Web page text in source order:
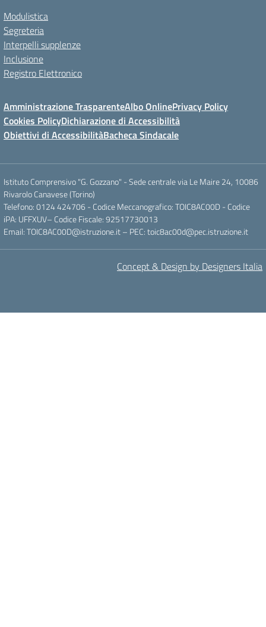
Modulistica
Segreteria
Interpelli supplenze
Inclusione
Registro Elettronico
Amministrazione TrasparenteAlbo OnlinePrivacy Policy
Cookies PolicyDichiarazione di Accessibilità
Obiettivi di AccessibilitàBacheca Sindacale
Istituto Comprensivo "G. Gozzano" - Sede centrale via Le Maire 24, 10086
Rivarolo Canavese (Torino)
Telefono: 0124 424706 - Codice Meccanografico: TOIC8AC00D - Codice
iPA: UFFXUV– Codice Fiscale: 92517730013
Email: TOIC8AC00D@istruzione.it – PEC: toic8ac00d@pec.istruzione.it
Concept & Design by Designers Italia